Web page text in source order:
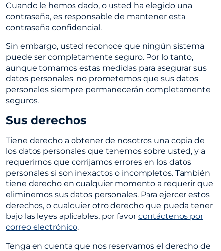
Cuando le hemos dado, o usted ha elegido una
contraseña, es responsable de mantener esta
contraseña confidencial.
Sin embargo, usted reconoce que ningún sistema
puede ser completamente seguro. Por lo tanto,
aunque tomamos estas medidas para asegurar sus
datos personales, no prometemos que sus datos
personales siempre permanecerán completamente
seguros.
Sus derechos
Tiene derecho a obtener de nosotros una copia de
los datos personales que tenemos sobre usted, y a
requerirnos que corrijamos errores en los datos
personales si son inexactos o incompletos. También
tiene derecho en cualquier momento a requerir que
eliminemos sus datos personales. Para ejercer estos
derechos, o cualquier otro derecho que pueda tener
bajo las leyes aplicables, por favor contáctenos por
correo electrónico.
Tenga en cuenta que nos reservamos el derecho de